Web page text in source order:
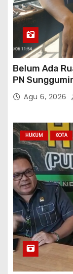
Belum Ada
PN
PublikAgu 6, 2026
HUKUM KOTA